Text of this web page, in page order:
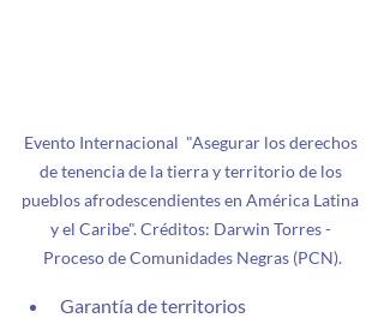
Evento Internacional  "Asegurar los derechos
de tenencia de la tierra y territorio de los
pueblos afrodescendientes en América Latina
y el Caribe". Créditos: Darwin Torres -
Proceso de Comunidades Negras (PCN).
Garantía de territorios